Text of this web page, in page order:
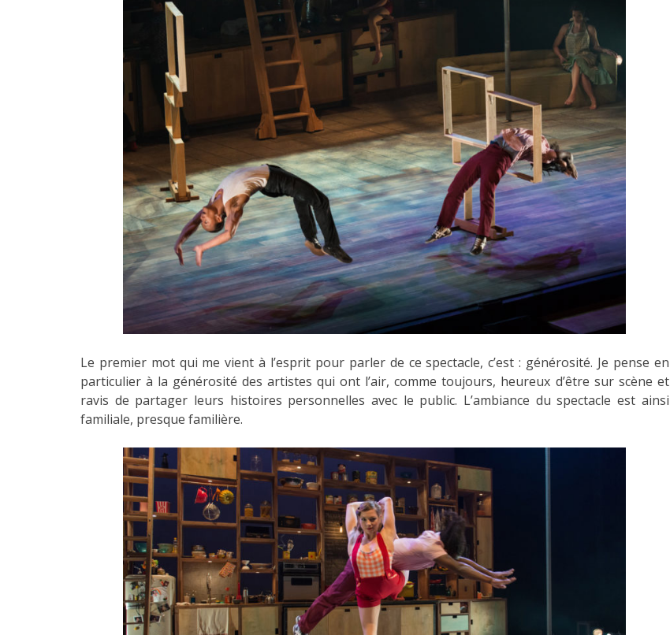
Le premier mot qui me vient à l’esprit pour parler de ce spectacle, c’est : générosité. Je pense en
particulier à la générosité des artistes qui ont l’air, comme toujours, heureux d’être sur scène et
ravis de partager leurs histoires personnelles avec le public. L’ambiance du spectacle est ainsi
familiale, presque familière.